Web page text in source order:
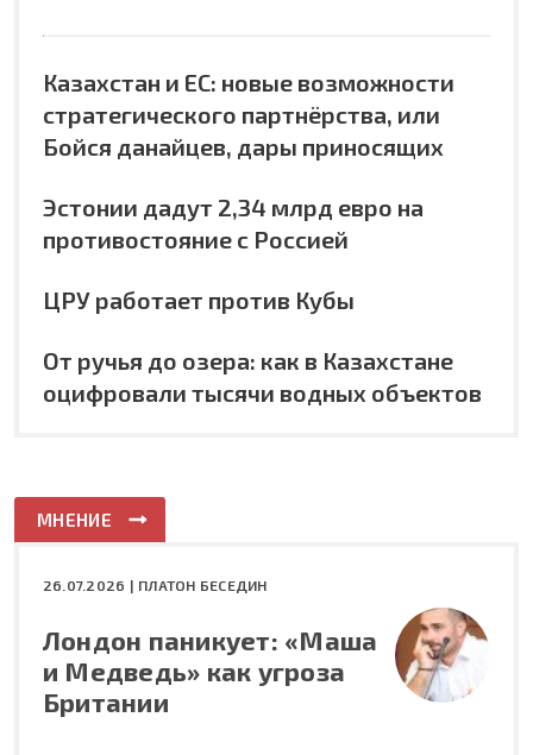
Казахстан и ЕС: новые возможности
стратегического партнёрства, или
Бойся данайцев, дары приносящих
Эстонии дадут 2,34 млрд евро на
противостояние с Россией
ЦРУ работает против Кубы
От ручья до озера: как в Казахстане
оцифровали тысячи водных объектов
МНЕНИЕ
26.07.2026 | ПЛАТОН БЕСЕДИН
Лондон паникует: «Маша
и Медведь» как угроза
Британии